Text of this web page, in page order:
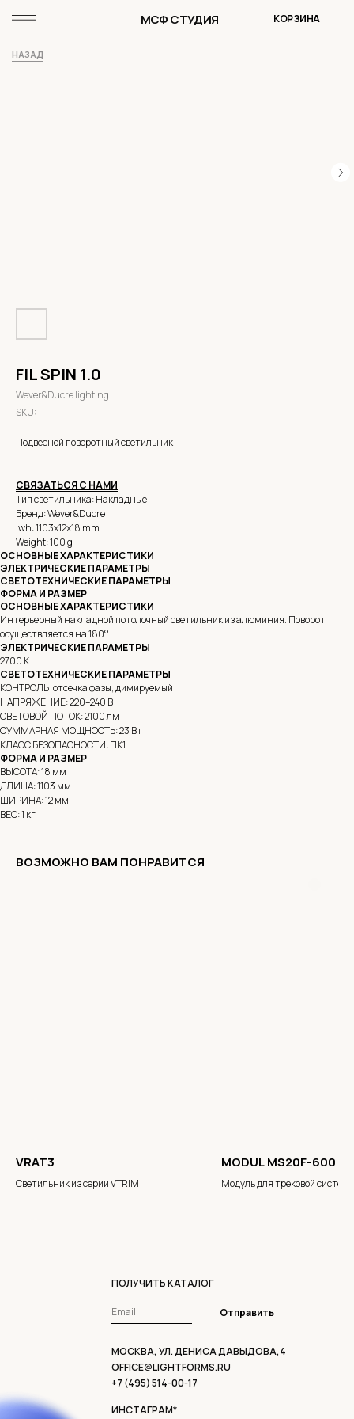
МСФ СТУДИЯ КОРЗИНА
НАЗАД
FIL SPIN 1.0
Wever&Ducre lighting
SKU:
Подвесной поворотный светильник
СВЯЗАТЬСЯ С НАМИ
Тип светильника: Накладные
Бренд: Wever&Ducre
lwh: 1103x12x18 mm
Weight: 100 g
ОСНОВНЫЕ ХАРАКТЕРИСТИКИ
ЭЛЕКТРИЧЕСКИЕ ПАРАМЕТРЫ
СВЕТОТЕХНИЧЕСКИЕ ПАРАМЕТРЫ
ФОРМА И РАЗМЕР
ОСНОВНЫЕ ХАРАКТЕРИСТИКИ
Интерьерный накладной потолочный светильник из алюминия. Поворот
осуществляется на 180°
ЭЛЕКТРИЧЕСКИЕ ПАРАМЕТРЫ
2700 K
СВЕТОТЕХНИЧЕСКИЕ ПАРАМЕТРЫ
КОНТРОЛЬ: отсечка фазы, димируемый
НАПРЯЖЕНИЕ: 220–240 В
СВЕТОВОЙ ПОТОК: 2100 лм
СУММАРНАЯ МОЩНОСТЬ: 23 Вт
КЛАСС БЕЗОПАСНОСТИ: ПК1
ФОРМА И РАЗМЕР
ВЫСОТА: 18 мм
ДЛИНА: 1103 мм
ШИРИНА: 12 мм
ВЕС: 1 кг
ВОЗМОЖНО ВАМ ПОНРАВИТСЯ
VRAT3
Светильник из серии VTRIM
MODUL MS20F-600
Модуль для трековой
МОСКВА, УЛ. ДЕНИСА ДАВЫДОВА,4
ПОЛУЧИТЬ КАТАЛОГ
ИНСТАГРАМ*
+7 (495) 514-00-17
OFFICE@LIGHTFORMS.RU
Отправить